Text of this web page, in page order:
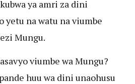
ya amri za dini
yetu na watu na viumbe
Mungu.
viumbe wa Mungu?
huu wa dini unaohusu